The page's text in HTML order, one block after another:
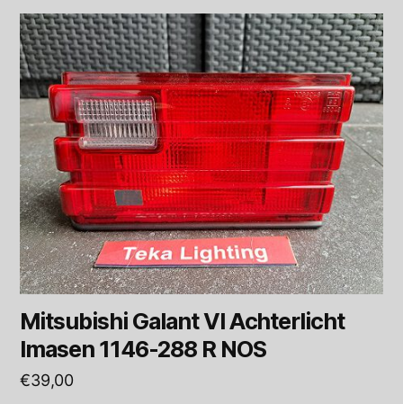
Mitsubishi Galant VI Achterlicht
Imasen 1146-288 R NOS
€39,00